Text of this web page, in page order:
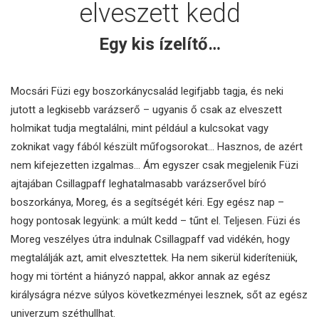
elveszett kedd
Egy kis ízelítő…
Mocsári Füzi egy boszorkánycsalád legifjabb tagja, és neki
jutott a legkisebb varázserő – ugyanis ő csak az elveszett
holmikat tudja megtalálni, mint például a kulcsokat vagy
zoknikat vagy fából készült műfogsorokat… Hasznos, de azért
nem kifejezetten izgalmas… Ám egyszer csak megjelenik Füzi
ajtajában Csillagpaff leghatalmasabb varázserővel bíró
boszorkánya, Moreg, és a segítségét kéri. Egy egész nap –
hogy pontosak legyünk: a múlt kedd – tűnt el. Teljesen. Füzi és
Moreg veszélyes útra indulnak Csillagpaff vad vidékén, hogy
megtalálják azt, amit elvesztettek. Ha nem sikerül kideríteniük,
hogy mi történt a hiányzó nappal, akkor annak az egész
királyságra nézve súlyos következményei lesznek, sőt az egész
univerzum széthullhat.